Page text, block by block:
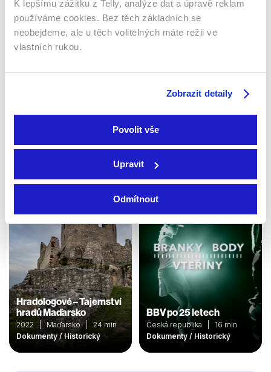
K lepšímu zážitku z Telly, analýze dat a úpravě reklam
používáme cookies. Bez těch základních se
neobejdeme, ale u těch volitelných máte režii ve
vlastních rukou.
Zobrazit detaily
Povolit vše
Upravit
Odmítnout
K poctě zbraň!
2024 | Česká republika | 27
Dokumenty / Historický
dinosaury
2025 | Velká Británie | 48
min
Dokumenty / Historický
Hradologové – Tajemství
hradů Maďarsko
2022 | Maďarsko | 24 min
Dokumenty / Historický
BBV po 25 letech
Česká republika | 16 min
Dokumenty / Historický